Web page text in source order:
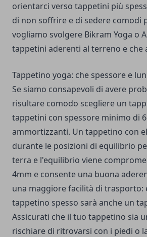
orientarci verso tappetini più
di non soffrire e di sedere comodi
vogliamo svolgere Bikram Yoga o
tappetini aderenti al terreno e che
Tappetino yoga: che spessore e
Se siamo consapevoli di avere
risultare comodo scegliere un
tappetini con spessore minimo di
ammortizzanti. Un tappetino con
durante le posizioni di equilibrio
terra e l'equilibrio viene
4mm e consente una buona
una maggiore facilità di
tappetino spesso sarà anche un
Assicurati che il tuo tappetino sia
rischiare di ritrovarsi con i piedi o